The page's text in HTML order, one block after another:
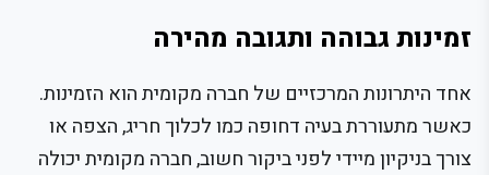
זמינות גבוהה ותגובה מהירה
אחד היתרונות המרכזיים של חברה מקומית הוא הזמינות.
כאשר מתעוררת בעיה דחופה כמו לכלוך חריג, הצפה או
צורך בניקיון מיידי לפני ביקור חשוב, חברה מקומית יכולה